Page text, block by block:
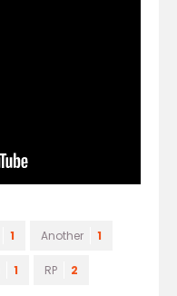
1 Another 1
1 RP 2